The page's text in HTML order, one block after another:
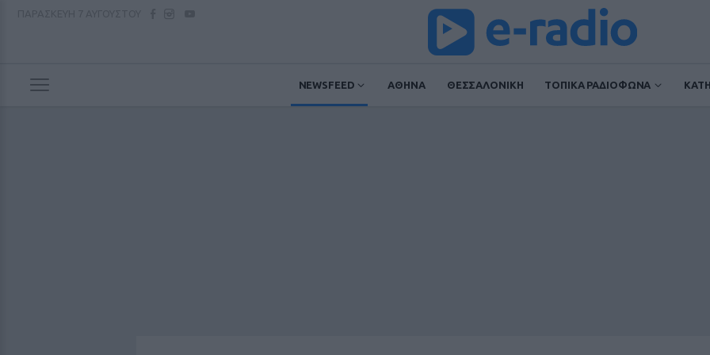
NEWSFEED ΑΘΗΝΑ ΘΕΣΣΑΛΟΝΙΚΗ ΤΟΠΙΚΑ ΡΑΔΙΟΦΩΝΑ